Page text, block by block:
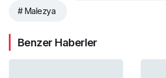
# Malezya
Benzer Haberler